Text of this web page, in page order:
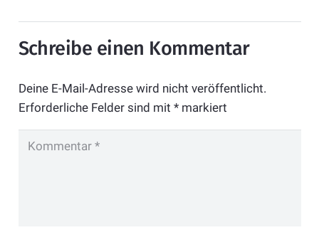
Schreibe einen Kommentar
Deine E-Mail-Adresse wird nicht veröffentlicht.
Erforderliche Felder sind mit *markiert